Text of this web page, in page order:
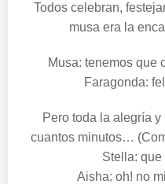
Todos celebran,
musa era la
Musa: tenemos que
Faragonda:
Pero toda la alegría
cuantos minutos…
Stella: que
Aisha: oh! no